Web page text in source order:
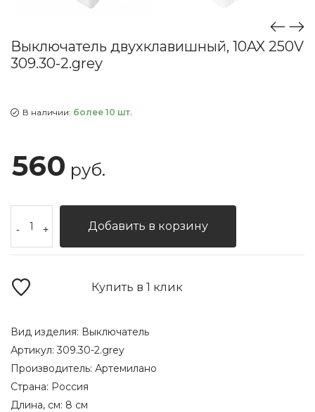
Выключатель двухклавишный, 10AX 250V
309.30-2.grey
В наличии: более 10 шт.
560 руб.
- + Добавить в корзину
Купить в 1 клик
Вид изделия: Выключатель
Артикул:309.30-2.grey
Производитель: Артемилано
Страна: Россия
Длина, см: 8 см